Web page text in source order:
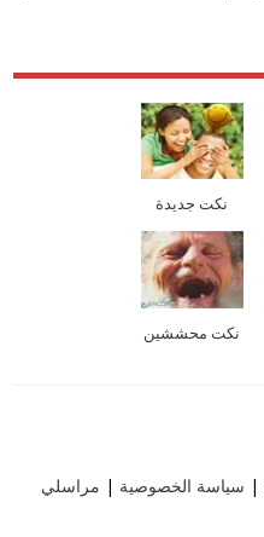
نكت جديدة
نكت محششين
| سياسة الخصوصية | مراسلي